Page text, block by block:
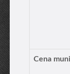
Cena